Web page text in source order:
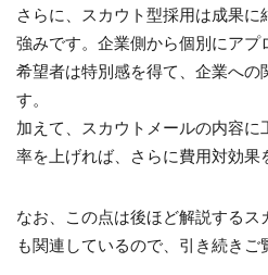
さらに、スカウト型採用は成果
強みです。企業側から個別にア
希望者は特別感を得て、企業への
す。
加えて、スカウトメールの内容
率を上げれば、さらに費用対効果
なお、この点は後ほど解説するス
も関連しているので、引き続きご